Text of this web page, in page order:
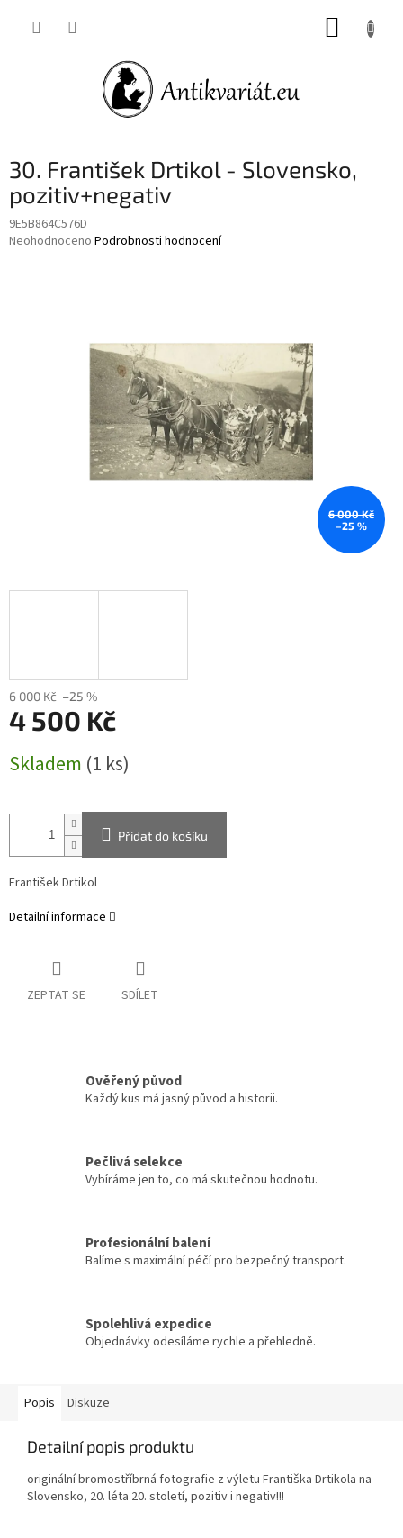
30. František Drtikol - Slovensko,
pozitiv+negativ
9E5B864C576D
Průměrné
Neohodnoceno Podrobnosti hodnocení
6 000 Kč
–25 %
6 000 Kč –25 %
4 500 Kč
cena:
Skladem (1 ks)
Přidat do košíku
František Drtikol
Detailní informace
ZEPTAT SE SDÍLET
Ověřený původ
Každý kus má jasný původ a historii.
Pečlivá selekce
Vybíráme jen to, co má skutečnou hodnotu.
Profesionální balení
Balíme s maximální péčí pro bezpečný transport.
Spolehlivá expedice
Objednávky odesíláme rychle a přehledně.
Popis Diskuze
Detailní popis produktu
originální bromostříbrná fotografie z výletu Františka Drtikola na
Slovensko, 20. léta 20. století, pozitiv i negativ!!!